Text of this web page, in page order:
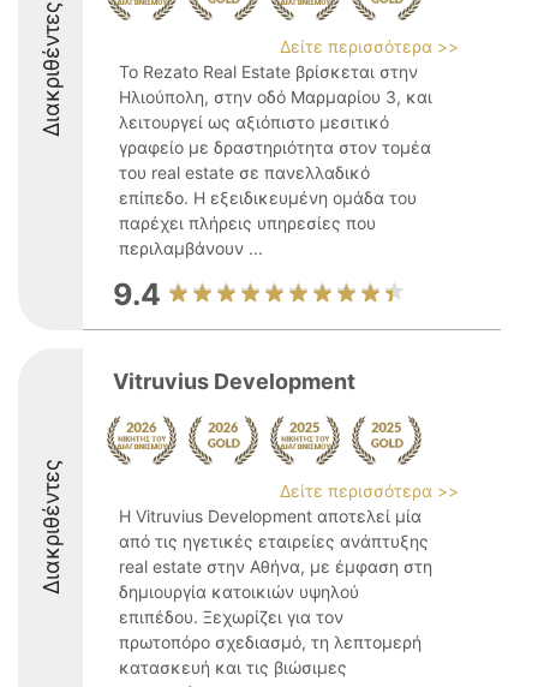
Διακριθέντες
Δείτε περισσότερα >>
Το Rezato Real Estate βρίσκεται στην
Ηλιούπολη, στην οδό Μαρμαρίου 3, και
λειτουργεί ως αξιόπιστο μεσιτικό
γραφείο με δραστηριότητα στον τομέα
του real estate σε πανελλαδικό
επίπεδο. Η εξειδικευμένη ομάδα του
παρέχει πλήρεις υπηρεσίες που
περιλαμβάνουν ...
9.4
Διακριθέντες
Vitruvius Development
Δείτε περισσότερα >>
Η Vitruvius Development αποτελεί μία
από τις ηγετικές εταιρείες ανάπτυξης
real estate στην Αθήνα, με έμφαση στη
δημιουργία κατοικιών υψηλού
επιπέδου. Ξεχωρίζει για τον
πρωτοπόρο σχεδιασμό, τη λεπτομερή
κατασκευή και τις βιώσιμες